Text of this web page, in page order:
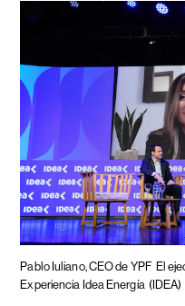
Pablo Iuliano, CEO de YPF El
Experiencia Idea Energía (IDEA)